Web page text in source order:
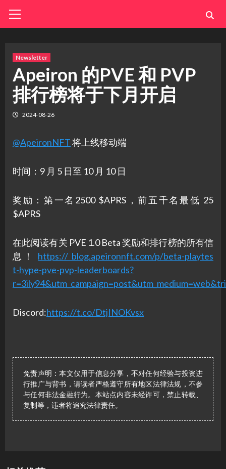
Menu
Newsletter
Apeiron 的PVE 和 PVP
排行榜将于下月开启
2024-08-26
@ApeironNFT将上线移动端
时间：9 月 5 日至 10 月 10 日
奖励：第一名2500 $APRS，前五千名最低 25
$APRS
在此阅读有关 PVE 1.0 Beta 奖励和排行榜的所有信
息！ https:// blog.apeironnft.com/p/beta-playtes
t-hype-pve-pvp-leaderboards?
Discord:https://t.co/DtjINOKvsx
免责声明：本文仅用于信息分享，不对任何经验与投资进
行推广与背书，请读者严格遵守所有地区法律法规，不参
与任何非法金融行为。本站点内容未经许可，禁止转载、
复制等，违者将追究法律责任。